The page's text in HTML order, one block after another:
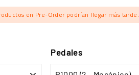
en Pre-Order podrían llegar más tarde.
Pedales